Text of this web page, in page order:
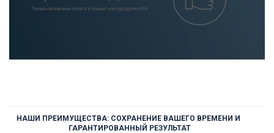
НАШИ ПРЕИМУЩЕСТВА: СОХРАНЕНИЕ ВАШЕГО ВРЕМЕНИ И
ГАРАНТИРОВАННЫЙ РЕЗУЛЬТАТ